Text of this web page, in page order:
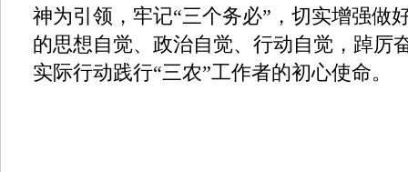
神为引领，牢记“三个务必”，切实增强做
的思想自觉、政治自觉、行动自觉，踔厉
实际行动践行“三农”工作者的初心使命。